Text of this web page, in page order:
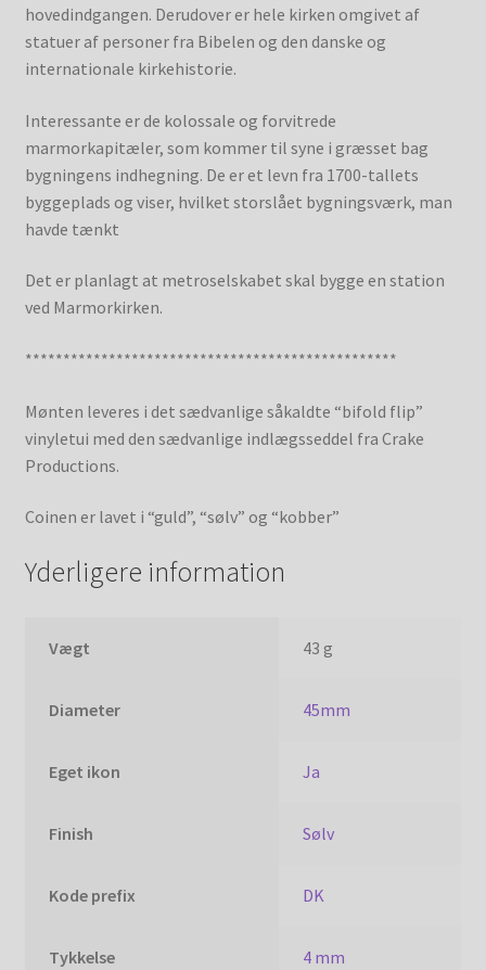
hovedindgangen. Derudover er hele kirken omgivet af
statuer af personer fra Bibelen og den danske og
internationale kirkehistorie.
Interessante er de kolossale og forvitrede
marmorkapitæler, som kommer til syne i græsset bag
bygningens indhegning. De er et levn fra 1700-tallets
byggeplads og viser, hvilket storslået bygningsværk, man
havde tænkt
Det er planlagt at metroselskabet skal bygge en station
ved Marmorkirken.
*************************************************
Mønten leveres i det sædvanlige såkaldte “bifold flip”
vinyletui med den sædvanlige indlægsseddel fra Crake
Productions.
Coinen er lavet i “guld”, “sølv” og “kobber”
Yderligere information
Vægt 43 g
Diameter 45mm
Eget ikon Ja
Finish Sølv
Kode prefix DK
Tykkelse 4 mm